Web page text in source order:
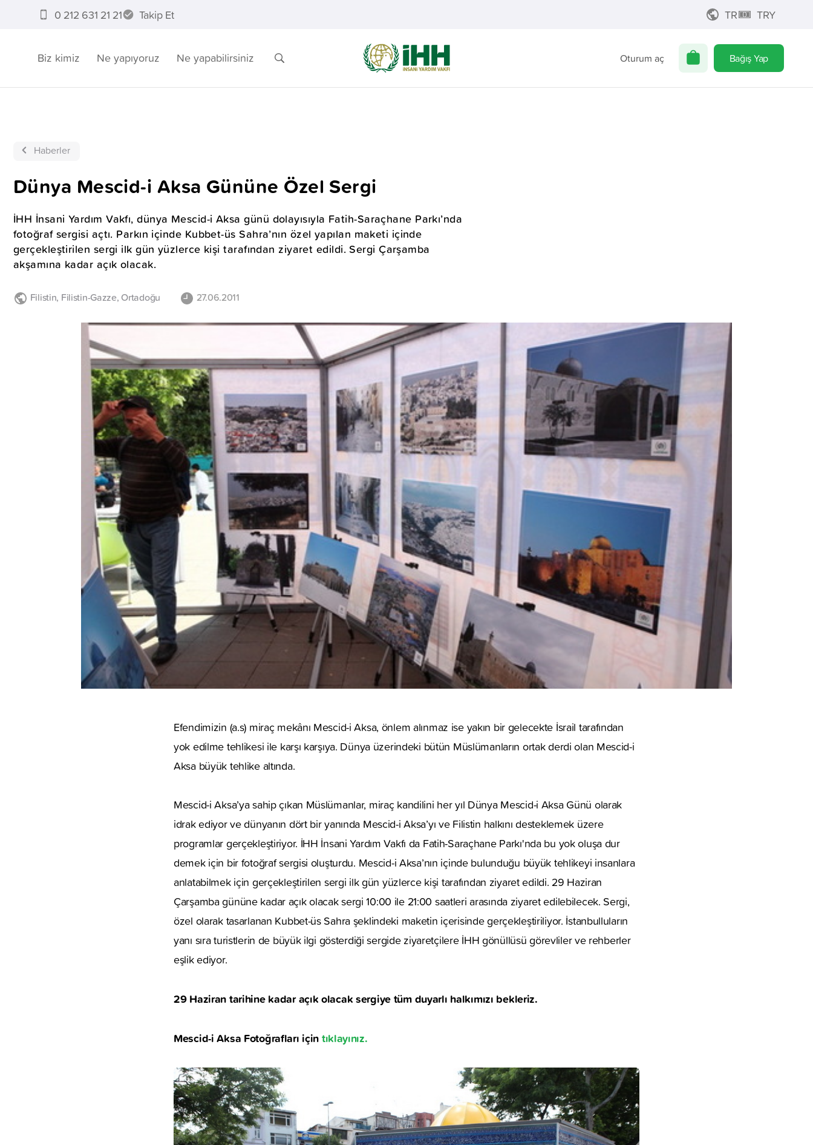
0 212 631 21 21 Takip Et TR TRY
Biz kimiz Ne yapıyoruz Ne yapabilirsiniz Oturum aç Bağış Yap
Haberler
Dünya Mescid-i Aksa Gününe Özel Sergi
İHH İnsani Yardım Vakfı, dünya Mescid-i Aksa günü dolayısıyla Fatih-Saraçhane Parkı’nda
fotoğraf sergisi açtı. Parkın içinde Kubbet-üs Sahra’nın özel yapılan maketi içinde
gerçekleştirilen sergi ilk gün yüzlerce kişi tarafından ziyaret edildi. Sergi Çarşamba
akşamına kadar açık olacak.
Filistin, Filistin-Gazze,Ortadoğu 27.06.2011
Efendimizin (a.s) miraç mekânı Mescid-i Aksa, önlem alınmaz ise yakın bir gelecekte İsrail tarafından
yok edilme tehlikesi ile karşı karşıya. Dünya üzerindeki bütün Müslümanların ortak derdi olan Mescid-i
Aksa büyük tehlike altında.
Mescid-i Aksa’ya sahip çıkan Müslümanlar, miraç kandilini her yıl Dünya Mescid-i Aksa Günü olarak
idrak ediyor ve dünyanın dört bir yanında Mescid-i Aksa’yı ve Filistin halkını desteklemek üzere
programlar gerçekleştiriyor. İHH İnsani Yardım Vakfı da Fatih-Saraçhane Parkı'nda bu yok oluşa dur
demek için bir fotoğraf sergisi oluşturdu. Mescid-i Aksa’nın içinde bulunduğu büyük tehlikeyi insanlara
anlatabilmek için gerçekleştirilen sergi ilk gün yüzlerce kişi tarafından ziyaret edildi. 29 Haziran
Çarşamba gününe kadar açık olacak sergi 10:00 ile 21:00 saatleri arasında ziyaret edilebilecek. Sergi,
özel olarak tasarlanan Kubbet-üs Sahra şeklindeki maketin içerisinde gerçekleştiriliyor. İstanbulluların
yanı sıra turistlerin de büyük ilgi gösterdiği sergide ziyaretçilere İHH gönüllüsü görevliler ve rehberler
eşlik ediyor.
29 Haziran tarihine kadar açık olacak sergiye tüm duyarlı halkımızı bekleriz.
Mescid-i Aksa Fotoğrafları içintıklayınız.